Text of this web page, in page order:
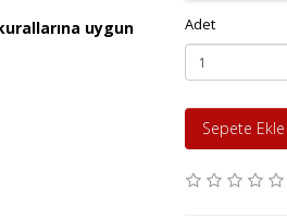
uygun
Adet
Sepete Ekle